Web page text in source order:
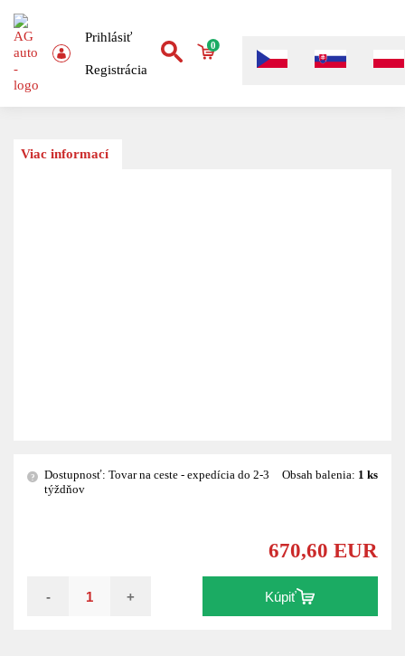
Prihlásiť
Registrácia
0
Viac informací
?
Dostupnosť: Tovar na ceste - expedícia do 2-3
týždňov
Obsah balenia: 1 ks
670,60 EUR
- + Kúpiť